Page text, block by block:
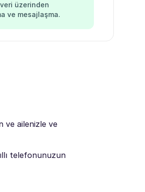
üzerinden
ve mesajlaşma.
ve ailenizle ve
telefonunuzun